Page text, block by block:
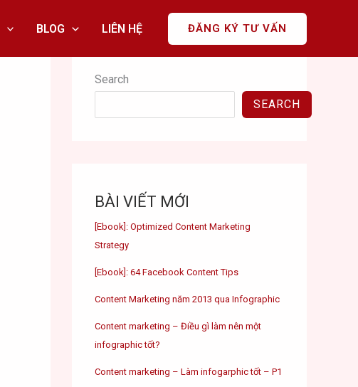
BLOG LIÊN HỆ ĐĂNG KÝ TƯ VẤN
Search
SEARCH
BÀI VIẾT MỚI
[Ebook]: Optimized Content Marketing
Strategy
[Ebook]: 64 Facebook Content Tips
Content Marketing năm 2013 qua Infographic
Content marketing – Điều gì làm nên một
infographic tốt?
Content marketing – Làm infogarphic tốt – P1